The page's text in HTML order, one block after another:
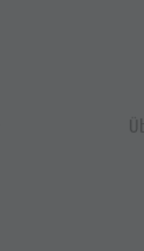
Die Dolomiten